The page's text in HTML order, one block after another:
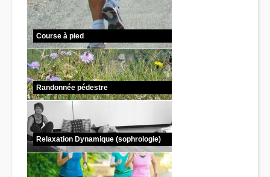
Course à pied
Randonnée pédestre
Relaxation Dynamique (sophrologie)